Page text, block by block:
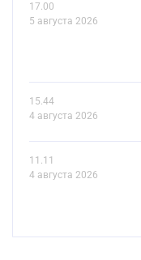
17.00
5 августа 2026
15.44
4 августа 2026
11.11
4 августа 2026